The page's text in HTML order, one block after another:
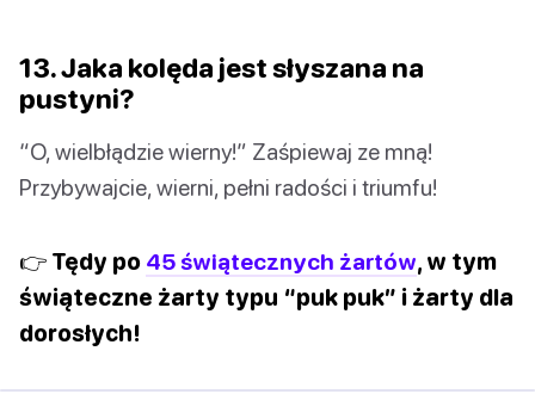
13. Jaka kolęda jest słyszana na
pustyni?
“O, wielbłądzie wierny!” Zaśpiewaj ze mną!
Przybywajcie, wierni, pełni radości i triumfu!
👉 Tędy po 45 świątecznych żartów, w tym
świąteczne żarty typu “puk puk” i żarty dla
dorosłych!